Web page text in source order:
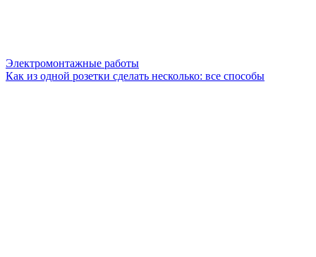
Электромонтажные работы
Как из одной розетки сделать несколько: все способы